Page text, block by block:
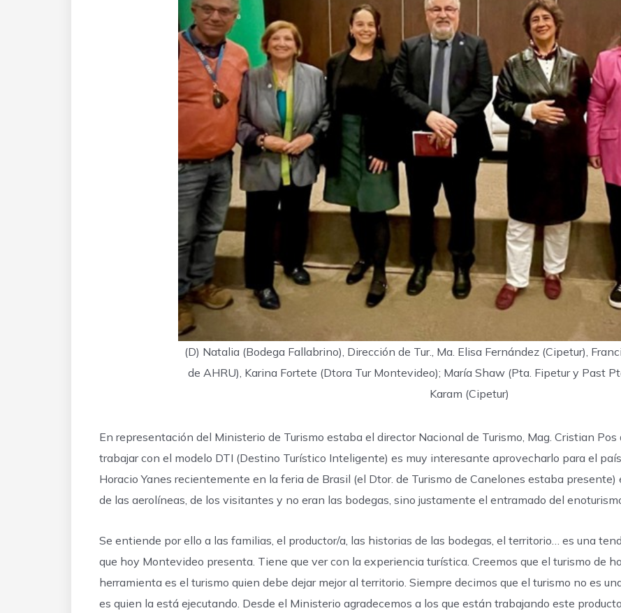
(D) Natalia (Bodega Fallabrino), Dirección de Tur., Ma. Elisa Fernández (Cipetur),
de AHRU), Karina Fortete (Dtora Tur Montevideo); María Shaw (Pta. Fipetur y Past
Karam (Cipetur)
En representación del Ministerio de Turismo estaba el director Nacional de Turismo, Mag. Cristian
trabajar con el modelo DTI (Destino Turístico Inteligente) es muy interesante aprovecharlo para el
Horacio Yanes recientemente en la feria de Brasil (el Dtor. de Turismo de Canelones estaba
de las aerolíneas, de los visitantes y no eran las bodegas, sino justamente el entramado del
Se entiende por ello a las familias, el productor/a, las historias de las bodegas, el territorio… es una
que hoy Montevideo presenta. Tiene que ver con la experiencia turística. Creemos que el turismo de
herramienta es el turismo quien debe dejar mejor al territorio. Siempre decimos que el turismo no es
es quien la está ejecutando. Desde el Ministerio agradecemos a los que están trabajando este